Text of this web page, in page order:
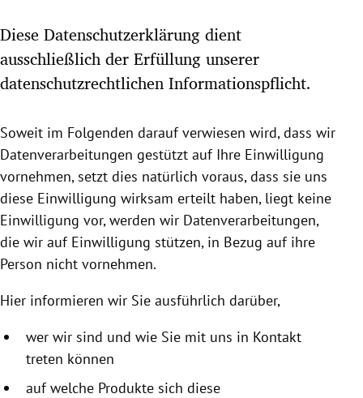
Untermenü
Untermenü
Untermenü
Untermenü
Untermenü
Untermenü
Untermenü
Untermenü
Diese Datenschutzerklärung dient
ausschließlich der Erfüllung unserer
datenschutzrechtlichen Informationspflicht.
Soweit im Folgenden darauf verwiesen wird, dass wir
Datenverarbeitungen gestützt auf Ihre Einwilligung
vornehmen, setzt dies natürlich voraus, dass sie uns
diese Einwilligung wirksam erteilt haben, liegt keine
Einwilligung vor, werden wir Datenverarbeitungen,
die wir auf Einwilligung stützen, in Bezug auf ihre
Person nicht vornehmen.
Hier informieren wir Sie ausführlich darüber,
wer wir sind und wie Sie mit uns in Kontakt
treten können
auf welche Produkte sich diese